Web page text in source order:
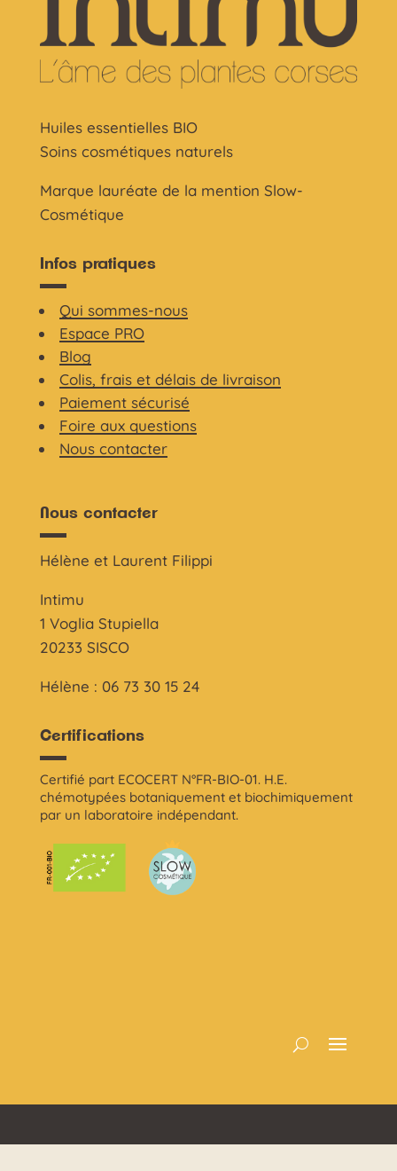
Huiles essentielles BIO
Soins cosmétiques naturels
Marque lauréate de la mention Slow-
Cosmétique
Infos pratiques
Qui sommes-nous
Espace PRO
Blog
Colis, frais et délais de livraison
Paiement sécurisé
Foire aux questions
Nous contacter
Nous contacter
Hélène et Laurent Filippi
Intimu
1 Voglia Stupiella
20233 SISCO
Hélène : 06 73 30 15 24
Certifications
Certifié part ECOCERT N°FR-BIO-01. H.E.
chémotypées botaniquement et biochimiquement
par un laboratoire indépendant.